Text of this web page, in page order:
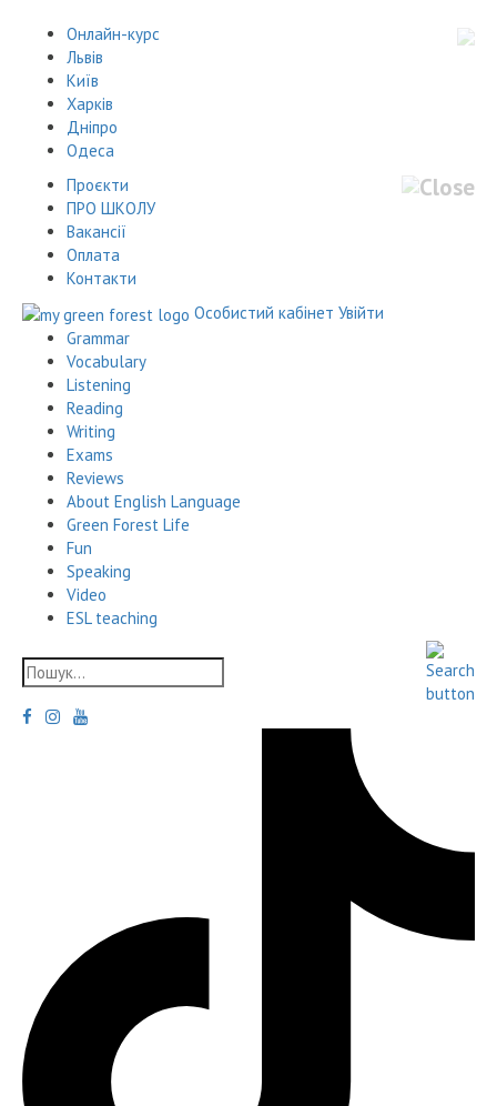
Онлайн-курс
Львів
Київ
Харків
Дніпро
Одеса
Проєкти
ПРО ШКОЛУ
Вакансії
Оплата
Контакти
Особистий кабінет Увійти
Grammar
Vocabulary
Listening
Reading
Writing
Exams
Reviews
About English Language
Green Forest Life
Fun
Speaking
Video
ESL teaching